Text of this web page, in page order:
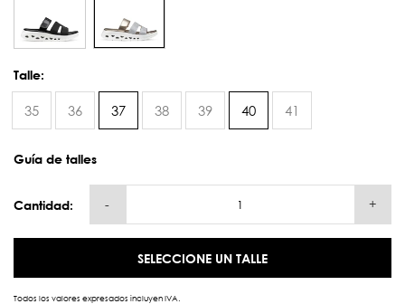
Talle:
35 36 37 38 39 40 41
Guía de talles
Cantidad: - +
SELECCIONE UN TALLE
Todos los valores expresados incluyen IVA.